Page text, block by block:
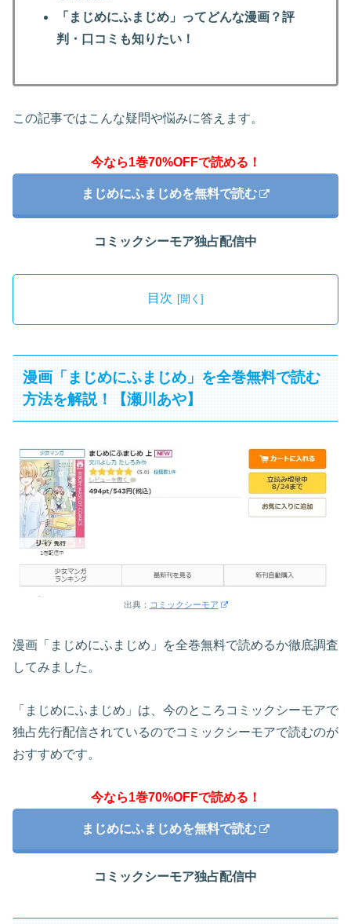
「まじめにふまじめ」ってどんな漫画？評
判・口コミも知りたい！
この記事ではこんな疑問や悩みに答えます。
今なら1巻70%OFFで読める！
まじめにふまじめを無料で読む
コミックシーモア独占配信中
目次
漫画「まじめにふまじめ」を全巻無料で読む
方法を解説！【瀬川あや】
出典： コミックシーモア
漫画「まじめにふまじめ」を全巻無料で読めるか徹底調査
してみました。
「まじめにふまじめ」は、今のところコミックシーモアで
独占先行配信されているのでコミックシーモアで読むのが
おすすめです。
今なら1巻70%OFFで読める！
まじめにふまじめを無料で読む
コミックシーモア独占配信中